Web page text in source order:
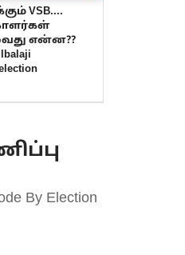
VSB....
என்ன??
By Election